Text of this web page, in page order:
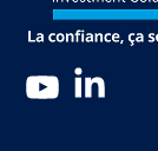
YouTube